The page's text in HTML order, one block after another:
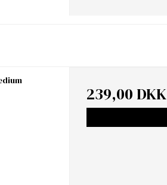
239,00 DKK